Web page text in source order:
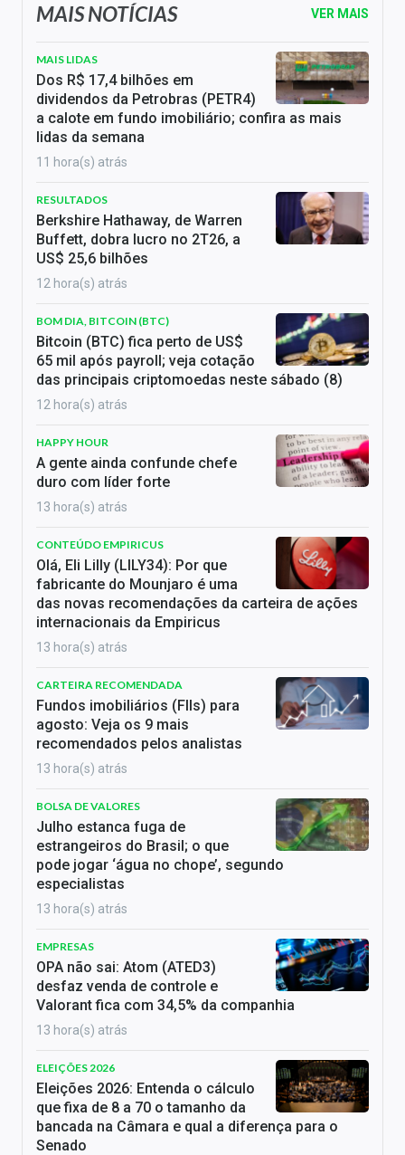
MAIS NOTÍCIAS VER MAIS
MAIS LIDAS
Dos R$ 17,4 bilhões em
dividendos da Petrobras (PETR4)
a calote em fundo imobiliário; confira as mais
lidas da semana
11 hora(s) atrás
RESULTADOS
Berkshire Hathaway, de Warren
Buffett, dobra lucro no 2T26, a
US$ 25,6 bilhões
12 hora(s) atrás
BOM DIA, BITCOIN (BTC)
Bitcoin (BTC) fica perto de US$
65 mil após payroll; veja cotação
das principais criptomoedas neste sábado (8)
12 hora(s) atrás
HAPPY HOUR
A gente ainda confunde chefe
duro com líder forte
13 hora(s) atrás
CONTEÚDO EMPIRICUS
Olá, Eli Lilly (LILY34): Por que
fabricante do Mounjaro é uma
das novas recomendações da carteira de ações
internacionais da Empiricus
13 hora(s) atrás
CARTEIRA RECOMENDADA
Fundos imobiliários (FIIs) para
agosto: Veja os 9 mais
recomendados pelos analistas
13 hora(s) atrás
BOLSA DE VALORES
Julho estanca fuga de
estrangeiros do Brasil; o que
pode jogar ‘água no chope’, segundo
especialistas
13 hora(s) atrás
EMPRESAS
OPA não sai: Atom (ATED3)
desfaz venda de controle e
Valorant fica com 34,5% da companhia
13 hora(s) atrás
ELEIÇÕES 2026
Eleições 2026: Entenda o cálculo
que fixa de 8 a 70 o tamanho da
bancada na Câmara e qual a diferença para o
Senado